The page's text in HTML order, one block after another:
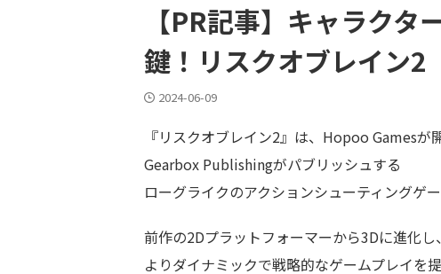
【PR記事】キャラク
鍵！リスクオブレイン2
2024-06-09
『リスクオブレイン2』は、Hopoo Gamesが
Gearbox Publishingがパブリッシュする
ローグライクのアクションシューティングゲー
前作の2Dプラットフォーマーから3Dに進化し、
よりダイナミックで戦略的なゲームプレイを提